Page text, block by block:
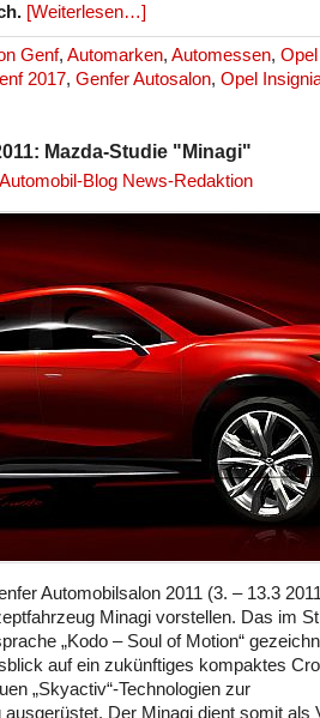
[Weiterlesen…]
Genf, Automarken, Automessen, Opel
2017, Genfer Autosalon, Opel
Mazda-Studie "Minagi"
Automobil-Blog News-Redaktion
Automobilsalon 2011 (3. – 13.3
Minagi vorstellen. Das im
„Kodo – Soul of Motion“
auf ein zukünftiges kompaktes
„Skyactiv“-Technologien zur
Der Minagi dient somit als